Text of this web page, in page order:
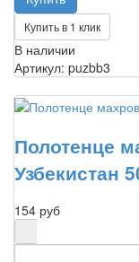
Купить в 1 клик
В наличии
Артикул: puzbb3
Полотенце
Узбекистан
154 руб